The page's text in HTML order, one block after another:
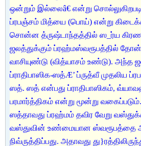
ஒன்றும் இல்லைâ€ என்று
ப்ரபஞ்சம் மித்யை (பொய்) என்று
சொன்ன த்ருஷ்டாந்தத்தில் ஸ_ர்ய
ஜலத்துக்கும் ப்ரஹ்மஸ்வரூபத்தில்
வாசியுண்டு (வித்யாசம் உண்டு). அந்த
ப்ராதிபாஸிக-ஸத்Æ’ ப்ருத்வீ முதலிய
ஸத். ஸத் என்பது ப்ராதிபாஸிகம்,
பரமார்த்திகம் என்று மூன்று
ஸத்தாவது ப்ரஹ்மம் தவிர வேறு
வஸ்துவின் உண்மையான ஸ்வரூபத்தை
நிவ்ருத்திப்பது. அதாவது